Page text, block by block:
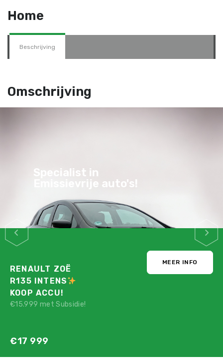
Home
Beschrijving
Omschrijving
Specialist in
Emissievrije auto's!
RENAULT ZOË
R135 INTENS
KOOP ACCU!
€15.999 met Subsidie!
€17 999
MEER INFO